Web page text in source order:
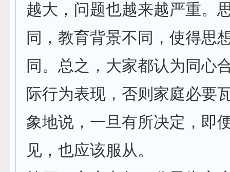
越大，问题也越来越严重。
同，教育背景不同，使得思
同。总之，大家都认为同心
际行为表现，否则家庭必要
象地说，一旦有所决定，即
见，也应该服从。